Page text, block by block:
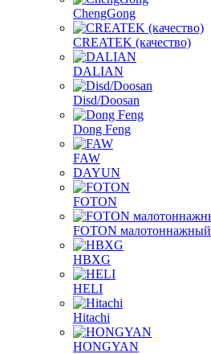
ChengGong
CREATEK (качество)
DALIAN
Disd/Doosan
Dong Feng
FAW
DAYUN
FOTON
FOTON малотоннажный
HBXG
HELI
Hitachi
HONGYAN